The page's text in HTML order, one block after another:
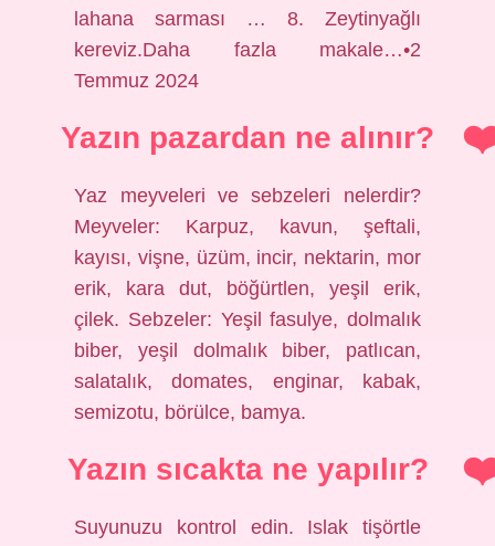
lahana sarması … 8. Zeytinyağlı
kereviz.Daha fazla makale…•2
Temmuz 2024
Yazın pazardan ne alınır?
Yaz meyveleri ve sebzeleri nelerdir?
Meyveler: Karpuz, kavun, şeftali,
kayısı, vişne, üzüm, incir, nektarin, mor
erik, kara dut, böğürtlen, yeşil erik,
çilek. Sebzeler: Yeşil fasulye, dolmalık
biber, yeşil dolmalık biber, patlıcan,
salatalık, domates, enginar, kabak,
semizotu, börülce, bamya.
Yazın sıcakta ne yapılır?
Suyunuzu kontrol edin. Islak tişörtle